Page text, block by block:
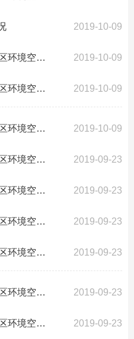
2019-10-09
攀枝花市2019年10月3日城区环境空气质量AQI指数 2019-10-09
攀枝花市2019年10月2日城区环境空气质量AQI指数 2019-10-09
攀枝花市2019年10月1日城区环境空气质量AQI指数 2019-10-09
攀枝花市2019年9月22日城区环境空气质量AQI指数 2019-09-23
攀枝花市2019年9月21日城区环境空气质量AQI指数 2019-09-23
攀枝花市2019年9月20日城区环境空气质量AQI指数 2019-09-23
攀枝花市2019年9月19日城区环境空气质量AQI指数 2019-09-23
攀枝花市2019年9月17日城区环境空气质量AQI指数 2019-09-23
攀枝花市2019年9月16日城区环境空气质量AQI指数 2019-09-23